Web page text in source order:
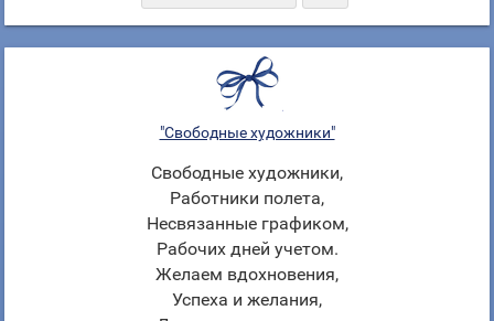
"Свободные художники"
Свободные художники,
Работники полета,
Несвязанные графиком,
Рабочих дней учетом.
Желаем вдохновения,
Успеха и желания,